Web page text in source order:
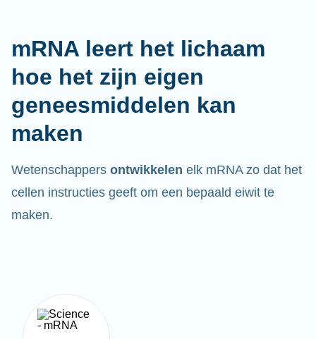
mRNA leert het lichaam
hoe het zijn eigen
geneesmiddelen kan
maken
Wetenschappers ontwikkelen elk mRNA zo dat het
cellen instructies geeft om een bepaald eiwit te
maken.